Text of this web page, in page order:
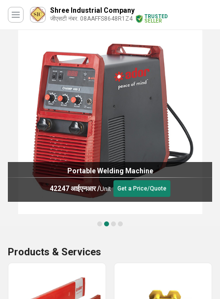
Shree Industrial Company
जीएसटी नंबर. 08AAFFS8648R1Z4
TRUSTED
SELLER
Portable Welding Machine
42247 आईएनआर/Unit Get a Price/Quote
Products & Services